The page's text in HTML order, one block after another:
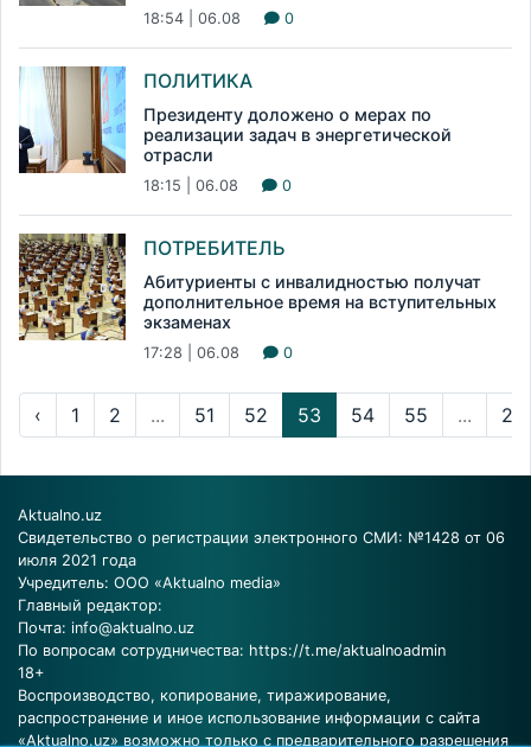
18:54 | 06.08 0
ПОЛИТИКА
Президенту доложено о мерах по
реализации задач в энергетической
отрасли
18:15 | 06.08 0
ПОТРЕБИТЕЛЬ
Абитуриенты с инвалидностью получат
дополнительное время на вступительных
экзаменах
17:28 | 06.08 0
‹ 1 2 ... 51 52 53 54 55 ...
Aktualno.uz
Свидетельство о регистрации электронного СМИ: №1428 от 06
июля 2021 года
Учредитель: ООО «Aktualno media»
Главный редактор:
Почта: info@aktualno.uz
По вопросам сотрудничества: https://t.me/aktualnoadmin
18+
Воспроизводство, копирование, тиражирование,
распространение и иное использование информации с сайта
«Aktualno.uz» возможно только с предварительного разрешения